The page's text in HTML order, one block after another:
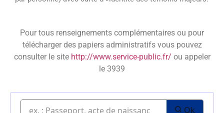
Pour tous renseignements complémentaires ou pour
télécharger des papiers administratifs vous pouvez
consulter le site http://www.service-public.fr/ ou appeler
le 3939
Ok